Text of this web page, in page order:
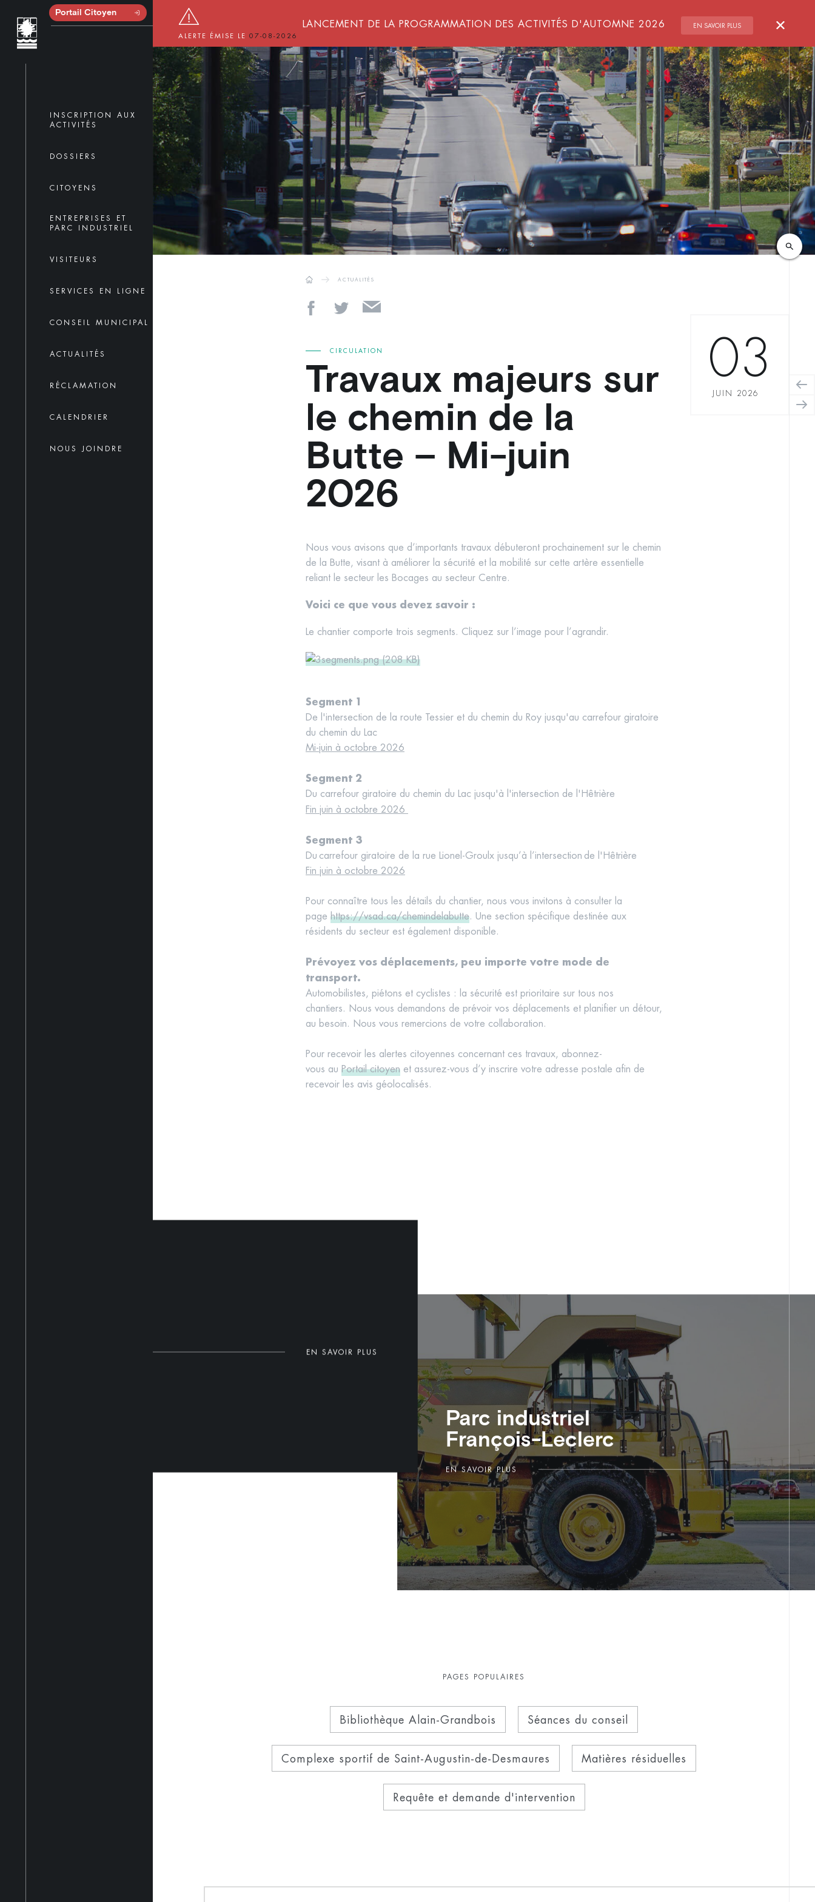
ALERTE ÉMISE LE 07-08-2026
LANCEMENT DE LA PROGRAMMATION DES ACTIVITÉS D'AUTOMNE 2026 EN SAVOIR PLUS
Portail Citoyen
INSCRIPTION AUX
ACTIVITÉS
DOSSIERS
CITOYENS
ENTREPRISES ET
PARC INDUSTRIEL
VISITEURS
SERVICES EN LIGNE
CONSEIL MUNICIPAL
ACTUALITÉS
RÉCLAMATION
CALENDRIER
NOUS JOINDRE
ACTUALITÉS
CIRCULATION
Travaux majeurs sur
le chemin de la
Butte – Mi-juin
2026
03
JUIN 2026
Nous vous avisons que d’importants travaux débuteront prochainement sur le chemin
de la Butte, visant à améliorer la sécurité et la mobilité sur cette artère essentielle
reliant le secteur les Bocages au secteur Centre.
Voici ce que vous devez savoir :
Le chantier comporte trois segments. Cliquez sur l’image pour l’agrandir.
Segment 1
De l'intersection de la route Tessier et du chemin du Roy jusqu'au carrefour giratoire
du chemin du Lac
Mi-juin à octobre 2026
Segment 2
Du carrefour giratoire du chemin du Lac jusqu'à l'intersection de l'Hêtrière
Fin juin à octobre 2026
Segment 3
Du carrefour giratoire de la rue Lionel-Groulx jusqu’à l’intersection de l'Hêtrière
Fin juin à octobre 2026
Pour connaître tous les détails du chantier, nous vous invitons à consulter la
page https://vsad.ca/chemindelabutte. Une section spécifique destinée aux
résidents du secteur est également disponible.
Prévoyez vos déplacements, peu importe votre mode de
transport.
Automobilistes, piétons et cyclistes : la sécurité est prioritaire sur tous nos
chantiers. Nous vous demandons de prévoir vos déplacements et planifier un détour,
au besoin. Nous vous remercions de votre collaboration.
Pour recevoir les alertes citoyennes concernant ces travaux, abonnez-
vous au Portail citoyen et assurez-vous d’y inscrire votre adresse postale afin de
recevoir les avis géolocalisés.
EN SAVOIR PLUS
Parc industriel
François-Leclerc
EN SAVOIR PLUS
PAGES POPULAIRES
Bibliothèque Alain-Grandbois Séances du conseil
Complexe sportif de Saint-Augustin-de-Desmaures Matières résiduelles
Requête et demande d'intervention